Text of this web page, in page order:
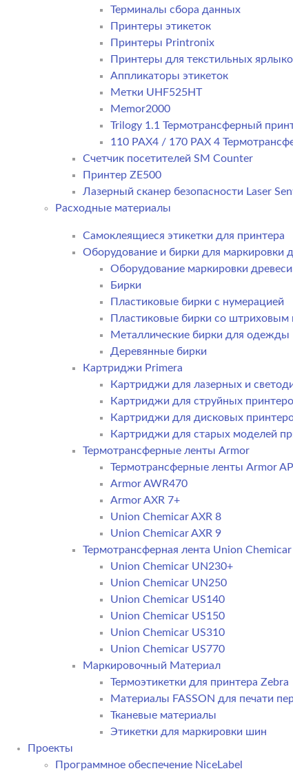
Терминалы сбора данных
Принтеры этикеток
Принтеры Printronix
Принтеры для текстильных
Аппликаторы этикеток
Метки UHF525HT
Memor2000
Trilogy 1.1 Термотрансферный
110 PAX4 / 170 PAX 4
Счетчик посетителей SM Counter
Принтер ZE500
Лазерный сканер безопасности Laser
Расходные материалы
Самоклеящиеся этикетки для принтера
Оборудование и бирки для маркировки
Оборудование маркировки
Бирки
Пластиковые бирки с нумерацией
Пластиковые бирки со штриховым
Металлические бирки для одежды
Деревянные бирки
Картриджи Primera
Картриджи для лазерных и
Картриджи для струйных
Картриджи для дисковых
Картриджи для старых моделей
Термотрансферные ленты Armor
Термотрансферные ленты Armor
Armor AWR470
Armor AXR 7+
Union Chemicar AXR 8
Union Chemicar AXR 9
Термотрансферная лента Union Chemicar
Union Chemicar UN230+
Union Chemicar UN250
Union Chemicar US140
Union Chemicar US150
Union Chemicar US310
Union Chemicar US770
Маркировочный Материал
Термоэтикетки для принтера Zebra
Материалы FASSON для печати
Тканевые материалы
Этикетки для маркировки шин
Проекты
Программное обеспечение NiceLabel